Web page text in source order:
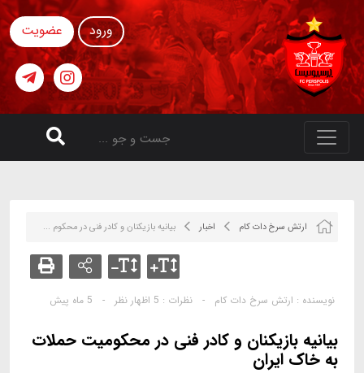
ورود عضویت
ارتش سرخ دات کام اخبار بیانیه بازیکنان و کادر فنی در محکوم ...
نویسنده : ارتش سرخ دات کام - نظرات : 5 اظهار نظر - 5 ماه پیش
بیانیه بازیکنان و کادر فنی در محکومیت حملات
به خاک ایران